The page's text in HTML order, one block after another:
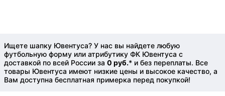
Ищете шапку Ювентуса? У нас вы найдете любую
футбольную форму или атрибутику ФК Ювентуса с
доставкой по всей России за 0 руб.* и без переплаты. Все
товары Ювентуса имеют низкие цены и высокое качество, а
Вам доступна бесплатная примерка перед покупкой!